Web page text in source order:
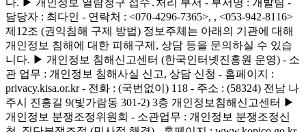
담당자 : 최다인 - 연락처 : <070-4296-7365>, , <053-942-8116>
제12조 (권익침해 구제 방법) 정보주체는 아래의 기관에 대해
개인정보 침해에 대한 피해구제, 상담 등을 문의하실 수 있습
니다. ▶ 개인정보 침해신고센터 (한국인터넷진흥원 운영) - 소
관 업무 : 개인정보 침해사실 신고, 상담 신청 - 홈페이지 :
privacy.kisa.or.kr - 전화 : (국번없이) 118 - 주소 : (58324) 전남 나
주시 진흥길 9(빛가람동 301-2) 3층 개인정보침해신고센터 ▶
개인정보 분쟁조정위원회 - 소관업무 : 개인정보 분쟁조정신